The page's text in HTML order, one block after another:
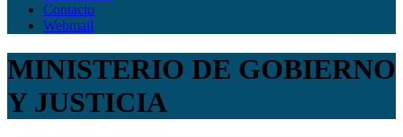
Contacto
Webmail
MINISTERIO DE GOBIERNO
Y JUSTICIA